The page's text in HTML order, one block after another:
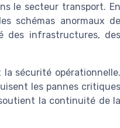
le secteur transport. En
schémas anormaux de
des infrastructures, des
sécurité opérationnelle.
les pannes critiques
la continuité de la